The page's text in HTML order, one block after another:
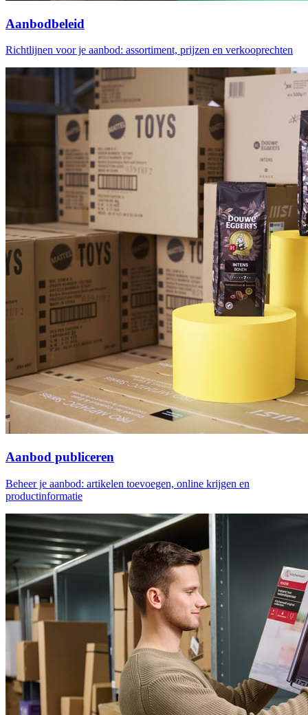
Aanbodbeleid
Richtlijnen voor je aanbod: assortiment, prijzen en verkooprechten
Aanbod publiceren
Beheer je aanbod: artikelen toevoegen, online krijgen en
productinformatie